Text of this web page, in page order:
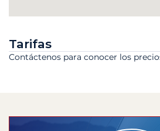
Tarifas
Contáctenos para conocer los